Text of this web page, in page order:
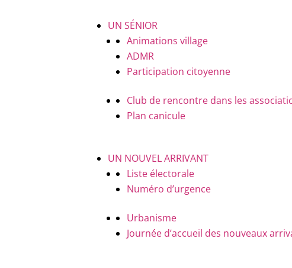
UN SÉNIOR
Animations village
ADMR
Participation citoyenne
Club de rencontre dans les
Plan canicule
UN NOUVEL ARRIVANT
Liste électorale
Numéro d’urgence
Urbanisme
Journée d’accueil des nouveaux